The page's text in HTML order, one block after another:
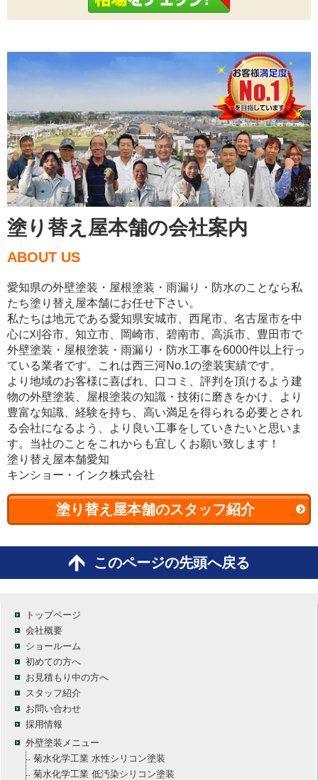
塗り替え屋本舗の会社案内
ABOUT US
愛知県の外壁塗装・屋根塗装・雨漏り・防水のことなら私
たち塗り替え屋本舗にお任せ下さい。
私たちは地元である愛知県安城市、西尾市、名古屋市を中
心に刈谷市、知立市、岡崎市、碧南市、高浜市、豊田市で
外壁塗装・屋根塗装・雨漏り・防水工事を6000件以上行っ
ている業者です。これは西三河No.1の塗装実績です。
より地域のお客様に喜ばれ、口コミ、評判を頂けるよう建
物の外壁塗装、屋根塗装の知識・技術に磨きをかけ、より
豊富な知識、経験を持ち、高い満足を得られる必要とされ
る会社になるよう、より良い工事をしていきたいと思いま
す。当社のことをこれからも宜しくお願い致します！
塗り替え屋本舗愛知
キンショー・インク株式会社
塗り替え屋本舗のスタッフ紹介
このページの先頭へ戻る
トップページ
会社概要
ショールーム
初めての方へ
お見積もり中の方へ
スタッフ紹介
お問い合わせ
採用情報
外壁塗装メニュー
菊水化学工業 水性シリコン塗装
菊水化学工業 低汚染シリコン塗装